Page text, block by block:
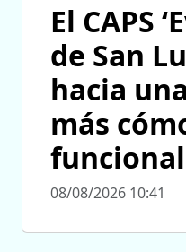
El CAPS
de San
hacia
más
funcional
08/08/2026 10:41